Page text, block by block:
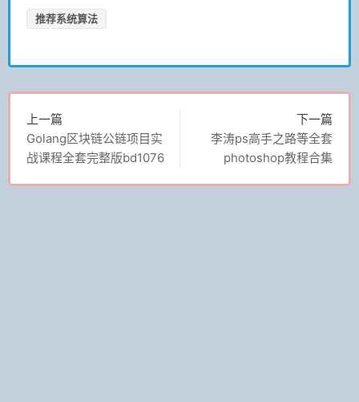
推荐系统算法
上一篇
Golang区块链公链项目实
战课程全套完整版bd1076
下一篇
李涛ps高手之路等全套
photoshop教程合集